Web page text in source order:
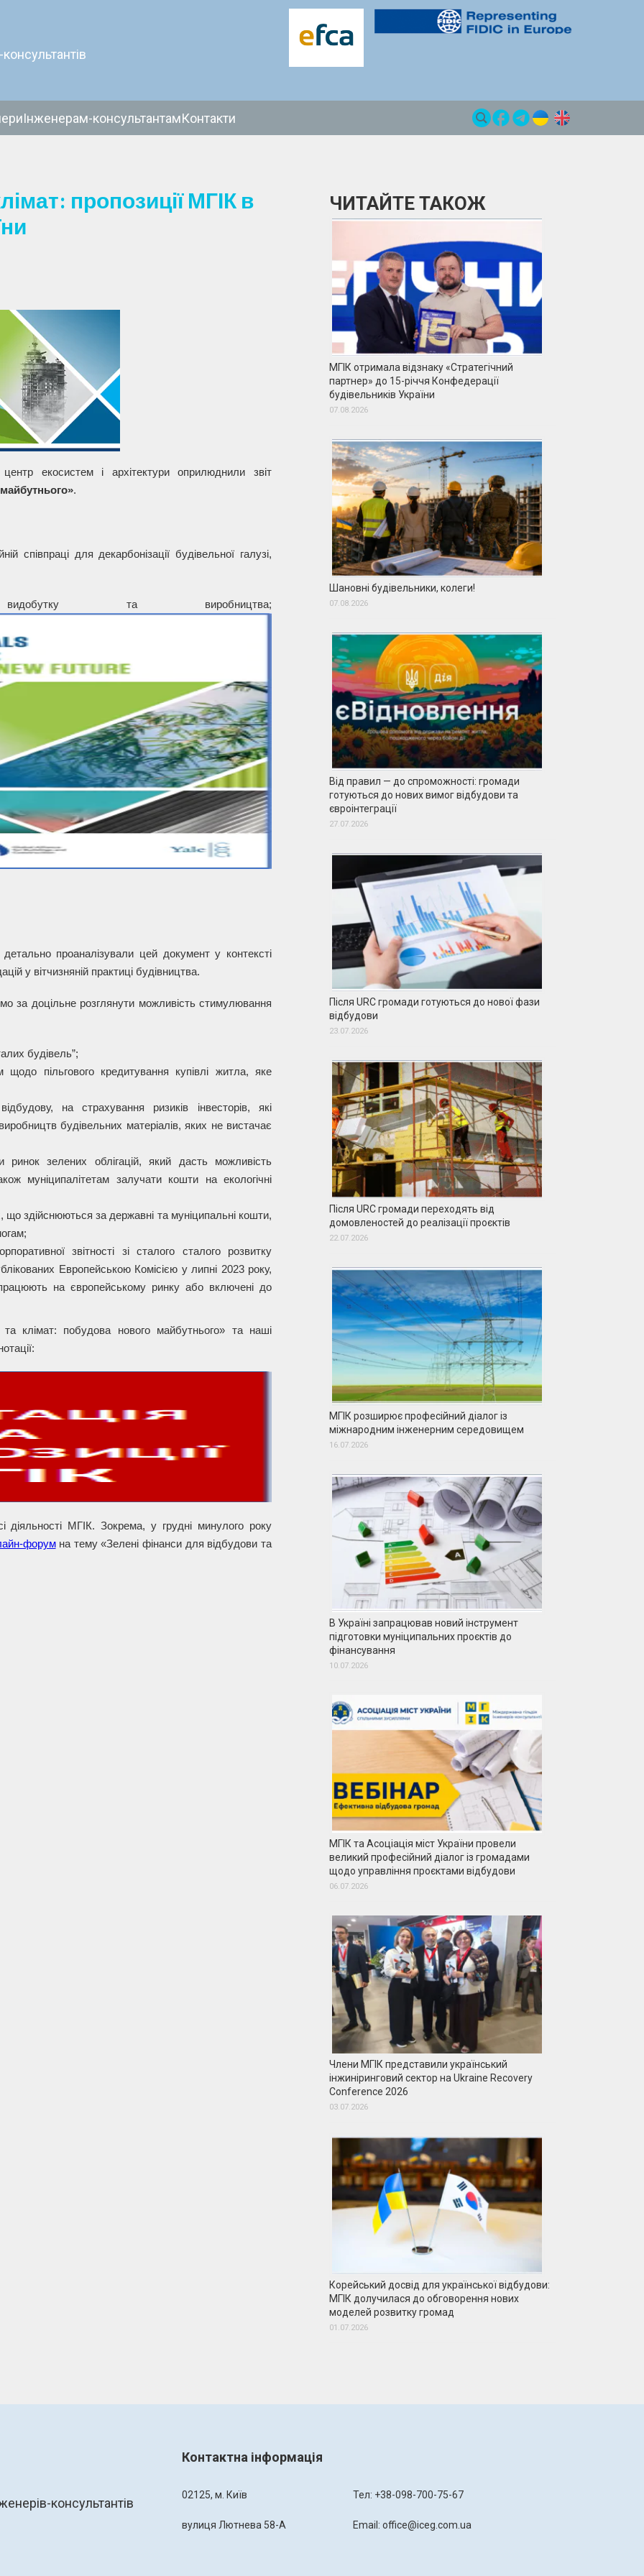
Інженерам-консультантамКонтакти
пропозиції МГІК в
екосистем і архітектури оприлюднили звіт
.
співпраці для декарбонізації будівельної галузі,
та виробництва;
детально проаналізували цей документ у контексті
у вітчизняній практиці будівництва.
за доцільне розглянути можливість стимулювання
будівель”;
пільгового кредитування купівлі житла, яке
на страхування ризиків інвесторів, які
будівельних матеріалів, яких не вистачає
зелених облігацій, який дасть можливість
муніципалітетам залучати кошти на екологічні
що здійснюються за державні та муніципальні кошти,
звітності зі сталого сталого розвитку
Европейською Комісією у липні 2023 року,
працюють на європейському ринку або включені до
клімат: побудова нового майбутнього» та наші
МГІК. Зокрема, у грудні минулого року
форумна тему «Зелені фінанси для відбудови та
ЧИТАЙТЕ ТАКОЖ
МГІК отримала відзнаку «Стратегічний
партнер» до 15-річчя Конфедерації
будівельників України
07.08.2026
Шановні будівельники, колеги!
07.08.2026
Від правил — до спроможності: громади
готуються до нових вимог відбудови та
євроінтеграції
27.07.2026
Після URC громади готуються до нової фази
відбудови
23.07.2026
Після URC громади переходять від
домовленостей до реалізації проєктів
22.07.2026
МГІК розширює професійний діалог із
міжнародним інженерним середовищем
16.07.2026
В Україні запрацював новий інструмент
підготовки муніципальних проєктів до
фінансування
10.07.2026
МГІК та Асоціація міст України провели
великий професійний діалог із громадами
щодо управління проєктами відбудови
06.07.2026
Члени МГІК представили український
інжиніринговий сектор на Ukraine Recovery
Conference 2026
03.07.2026
Корейський досвід для української відбудови:
МГІК долучилася до обговорення нових
моделей розвитку громад
01.07.2026
консультантів
Контактна інформація
02125, м. Київ
вулиця Лютнева 58-А
Тел: +38-098-700-75-67
Email: office@iceg.com.ua